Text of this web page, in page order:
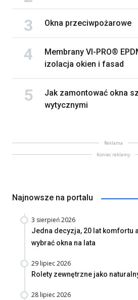
Okna przeciwpożarowe
Membrany VI-PRO®
izolacja okien i fasad
Jak zamontować okna
wytycznymi
Reklama
Koniec reklamy
Najnowsze na portalu
3 sierpień 2026
Jedna decyzja, 20 lat komfortu
wybrać okna na lata
29 lipiec 2026
Rolety zewnętrzne jako
28 lipiec 2026